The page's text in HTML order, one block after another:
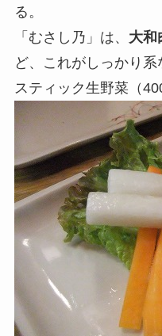
る。
「むさし乃」は、 大和
ど、これがしっかり系
スティック生野菜（